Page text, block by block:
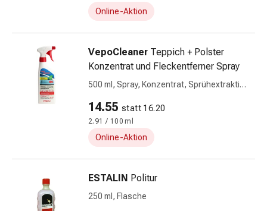
Erbrechen
&
Übelkeit
Bauchschmerzen,
Verdauung
Verstopfung
Hauterkrankungen
Hautpilz
Warzen
Online-Aktion
VepoCleaner Teppich + Polster
Konzentrat und Fleckentferner Spray
500 ml, Spray, Konzentrat, Sprühextraktion
14.55 statt 16.20
2.91 / 100 ml
Online-Aktion
ESTALIN Politur
250 ml, Flasche